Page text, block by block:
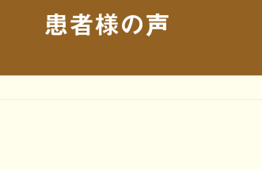
患者様の声